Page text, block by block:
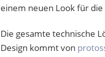
einem neuen Look für
Die gesamte technische
Design kommt von